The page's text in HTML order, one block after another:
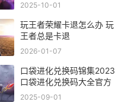
2025-10-01
玩王者荣耀卡退怎么办 玩
王者总是卡退
2026-01-07
口袋进化兑换码锦集2023
口袋进化兑换码大全官方
2025-09-01